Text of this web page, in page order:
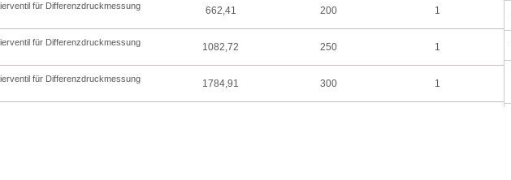
für Differenzdruckmessung
662,41 200 1
für Differenzdruckmessung
1082,72 250 1
für Differenzdruckmessung
1784,91 300 1